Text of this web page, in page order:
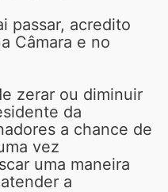
passar, acredito
Câmara e no
zerar ou diminuir
da
a chance de
vez
uma maneira
a